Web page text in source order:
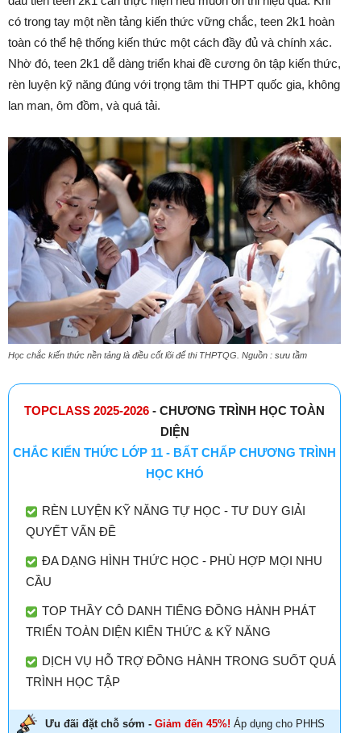
có trong tay một nền tảng kiến thức vững chắc, teen 2k1 hoàn
toàn có thể hệ thống kiến thức một cách đầy đủ và chính xác.
Nhờ đó, teen 2k1 dễ dàng triển khai đề cương ôn tập kiến thức,
rèn luyện kỹ năng đúng với trọng tâm thi THPT quốc gia, không
lan man, ôm đồm, và quá tải.
Học chắc kiến thức nền tảng là điều cốt lõi để thi THPTQG. Nguồn : sưu tầm
TOPCLASS 2025-2026 - CHƯƠNG TRÌNH HỌC TOÀN
DIỆN
CHẮC KIẾN THỨC LỚP 11 - BẤT CHẤP CHƯƠNG TRÌNH
HỌC KHÓ
RÈN LUYỆN KỸ NĂNG TỰ HỌC - TƯ DUY GIẢI
QUYẾT VẤN ĐỀ
ĐA DẠNG HÌNH THỨC HỌC - PHÙ HỢP MỌI NHU
CẦU
TOP THẦY CÔ DANH TIẾNG ĐỒNG HÀNH PHÁT
TRIỂN TOÀN DIỆN KIẾN THỨC & KỸ NĂNG
DỊCH VỤ HỖ TRỢ ĐỒNG HÀNH TRONG SUỐT QUÁ
TRÌNH HỌC TẬP
Ưu đãi đặt chỗ sớm - Giảm đến 45%! Áp dụng cho PHHS